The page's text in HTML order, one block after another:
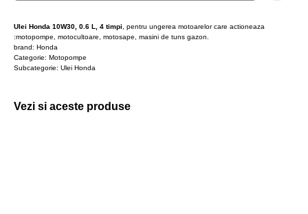
Ulei Honda 10W30, 0.6 L, 4 timpi , pentru ungerea motoarelor care actioneaza
:motopompe, motocultoare, motosape, masini de tuns gazon.
brand: Honda
Categorie: Motopompe
Subcategorie: Ulei Honda
Vezi si aceste produse